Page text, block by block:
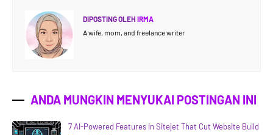
DIPOSTING OLEH IRMA
A wife, mom, and freelance writer
ANDA MUNGKIN MENYUKAI POSTINGAN INI
7 AI-Powered Features in Sitejet That Cut Website Build